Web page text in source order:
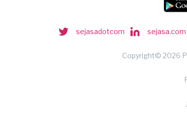
sejasadotcom sejasa.com
Copyright© 2026